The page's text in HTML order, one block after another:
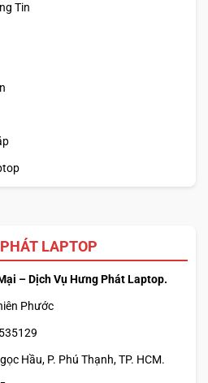
Tin
LAPTOP
– Dịch Vụ Hưng Phát Laptop.
Phước
Hầu, P. Phú Thạnh, TP. HCM.